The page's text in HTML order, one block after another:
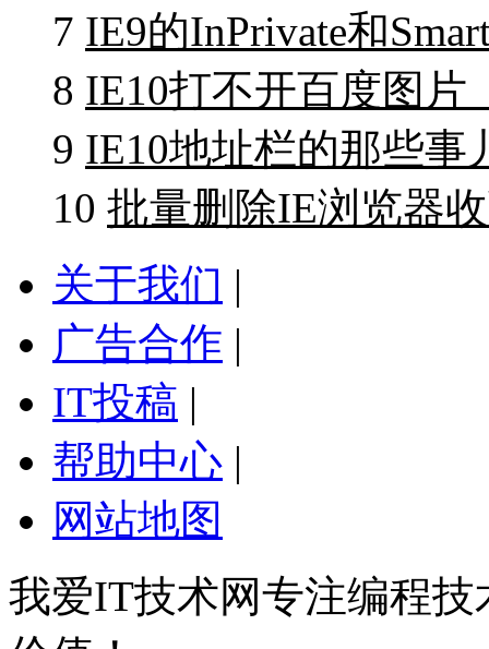
7 IE9的InPrivate和
8 IE10打不开百度图片
9 IE10地址栏的那些事
10 批量删除IE浏览器
关于我们 |
广告合作 |
IT投稿 |
帮助中心 |
网站地图
我爱IT技术网专注编程